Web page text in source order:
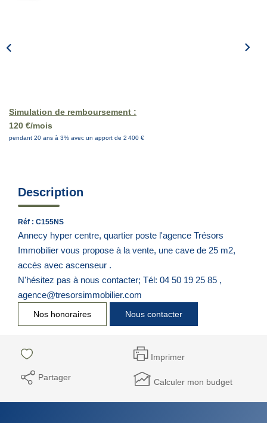
Simulation de remboursement :
120 €/mois
pendant 20 ans à 3% avec un apport de 2 400 €
Description
Réf : C155NS
Annecy hyper centre, quartier poste l'agence Trésors
Immobilier vous propose à la vente, une cave de 25 m2,
accès avec ascenseur .
N'hésitez pas à nous contacter; Tél: 04 50 19 25 85 ,
agence@tresorsimmobilier.com
Nos honoraires Nous contacter
Imprimer
Partager Calculer mon budget